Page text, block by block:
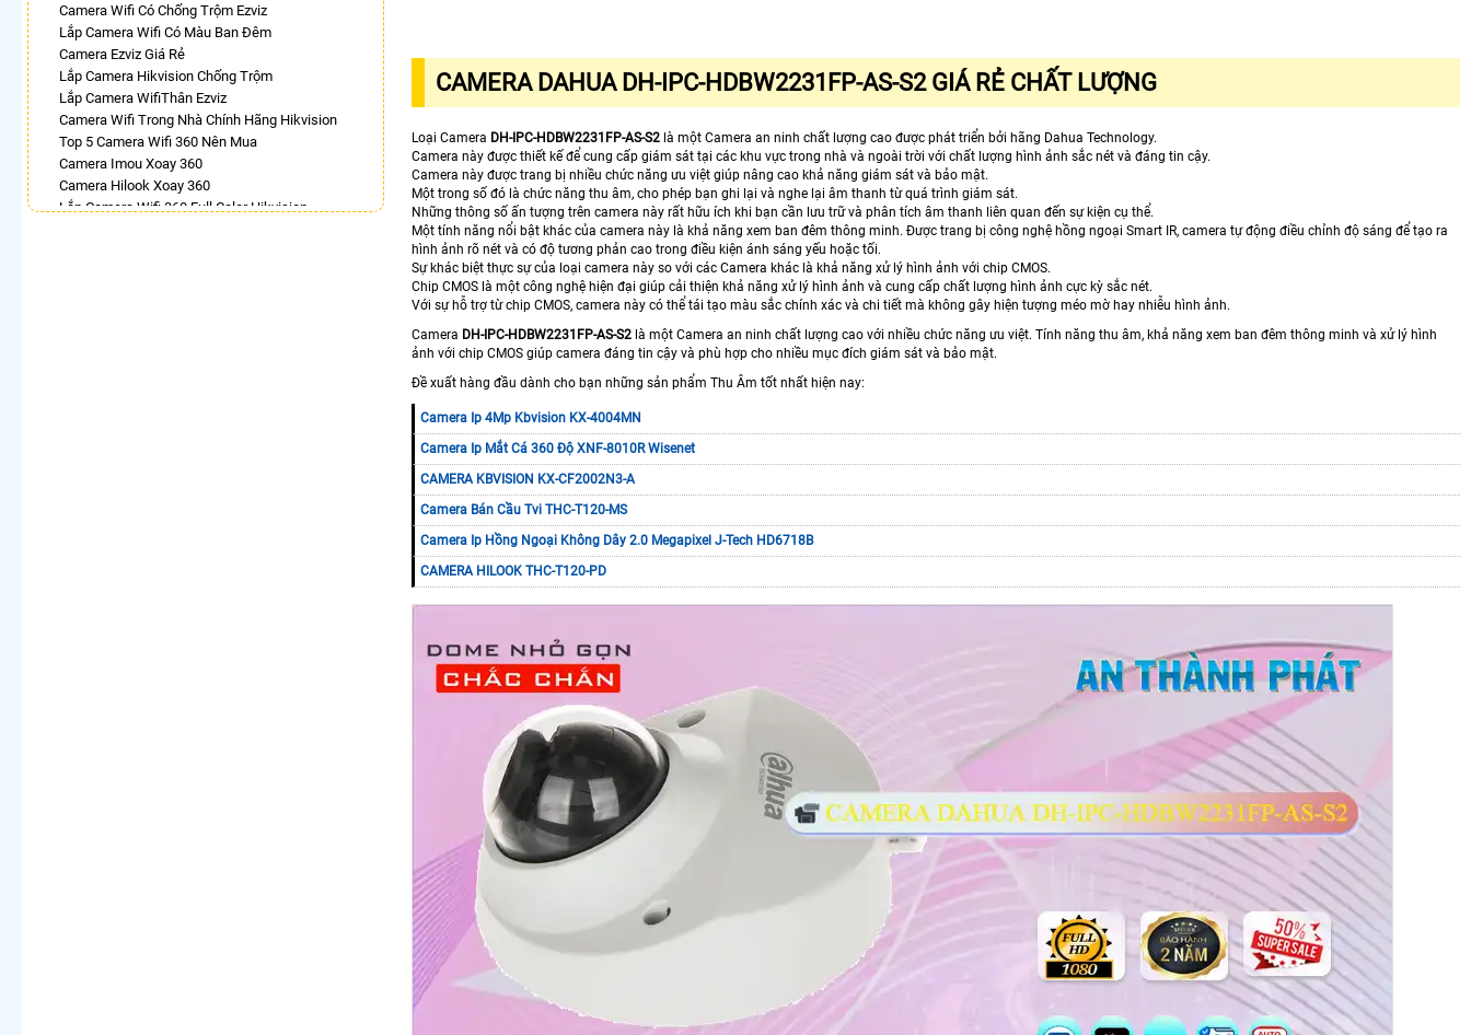
Camera Wifi Có Chống Trộm Ezviz
Lắp Camera Wifi Có Màu Ban Đêm
Camera Ezviz Giá Rẻ
Lắp Camera Hikvision Chống Trộm
Lắp Camera WifiThân Ezviz
Camera Wifi Trong Nhà Chính Hãng Hikvision
Top 5 Camera Wifi 360 Nên Mua
Camera Imou Xoay 360
Camera Hilook Xoay 360
Lắp Camera Wifi 360 Full Color Hikvision
CAMERA DAHUA DH-IPC-HDBW2231FP-AS-S2 GIÁ RẺ CHẤT LƯỢNG
Loại Camera DH-IPC-HDBW2231FP-AS-S2 là một Camera an ninh chất lượng cao được phát triển bởi hãng Dahua Technology.
Camera này được thiết kế để cung cấp giám sát tại các khu vực trong nhà và ngoài trời với chất lượng hình ảnh sắc nét và đáng tin cậy.
Camera này được trang bị nhiều chức năng ưu việt giúp nâng cao khả năng giám sát và bảo mật.
Một trong số đó là chức năng thu âm, cho phép bạn ghi lại và nghe lại âm thanh từ quá trình giám sát.
Những thông số ấn tượng trên camera này rất hữu ích khi bạn cần lưu trữ và phân tích âm thanh liên quan đến sự kiện cụ thể.
Một tính năng nổi bật khác của camera này là khả năng xem ban đêm thông minh. Được trang bị công nghệ hồng ngoại Smart IR, camera tự động điều chỉnh độ sáng để tạo ra
hình ảnh rõ nét và có độ tương phản cao trong điều kiện ánh sáng yếu hoặc tối.
Sự khác biệt thực sự của loại camera này so với các Camera khác là khả năng xử lý hình ảnh với chip CMOS.
Chip CMOS là một công nghệ hiện đại giúp cải thiện khả năng xử lý hình ảnh và cung cấp chất lượng hình ảnh cực kỳ sắc nét.
Với sự hỗ trợ từ chip CMOS, camera này có thể tái tạo màu sắc chính xác và chi tiết mà không gây hiện tượng méo mờ hay nhiễu hình ảnh.
Camera DH-IPC-HDBW2231FP-AS-S2 là một Camera an ninh chất lượng cao với nhiều chức năng ưu việt. Tính năng thu âm, khả năng xem ban đêm thông minh và xử lý hình
ảnh với chip CMOS giúp camera đáng tin cậy và phù hợp cho nhiều mục đích giám sát và bảo mật.
Đề xuất hàng đầu dành cho bạn những sản phẩm Thu Âm tốt nhất hiện nay:
Camera Ip 4Mp Kbvision KX-4004MN
Camera Ip Mắt Cá 360 Độ XNF-8010R Wisenet
CAMERA KBVISION KX-CF2002N3-A
Camera Bán Cầu Tvi THC-T120-MS
Camera Ip Hồng Ngoại Không Dây 2.0 Megapixel J-Tech HD6718B
CAMERA HILOOK THC-T120-PD